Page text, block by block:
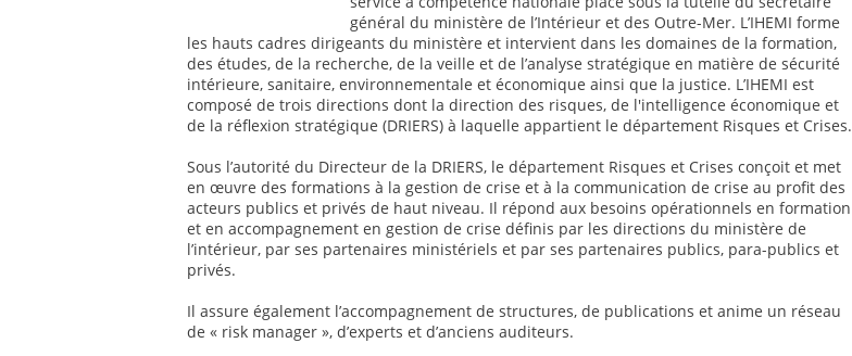
général du ministère de l’Intérieur et des Outre-Mer. L’IHEMI forme
les hauts cadres dirigeants du ministère et intervient dans les domaines de la formation,
des études, de la recherche, de la veille et de l’analyse stratégique en matière de sécurité
intérieure, sanitaire, environnementale et économique ainsi que la justice. L’IHEMI est
composé de trois directions dont la direction des risques, de l'intelligence économique et
de la réflexion stratégique (DRIERS) à laquelle appartient le département Risques et Crises.
Sous l’autorité du Directeur de la DRIERS, le département Risques et Crises conçoit et met
en œuvre des formations à la gestion de crise et à la communication de crise au profit des
acteurs publics et privés de haut niveau. Il répond aux besoins opérationnels en formation
et en accompagnement en gestion de crise définis par les directions du ministère de
l’intérieur, par ses partenaires ministériels et par ses partenaires publics, para-publics et
privés.
Il assure également l’accompagnement de structures, de publications et anime un réseau
de « risk manager », d’experts et d’anciens auditeurs.